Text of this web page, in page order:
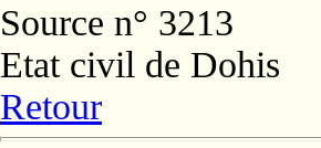
Source n° 3213
Etat civil de Dohis
Retour